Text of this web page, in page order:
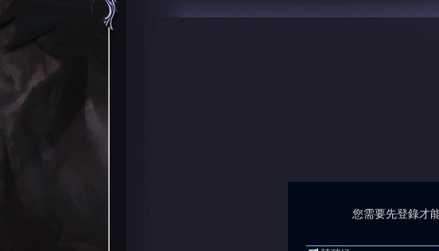
您需要先登錄才